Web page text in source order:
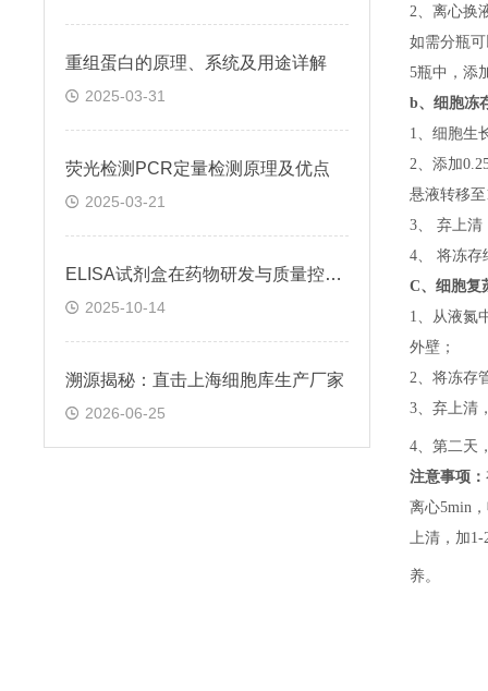
重组蛋白的原理、系统及用途详解
2025-03-31
荧光检测PCR定量检测原理及优点
2025-03-21
ELISA试剂盒在药物研发与质量控制中的应用实践
2025-10-14
溯源揭秘：直击上海细胞库生产厂家
2026-06-25
2、离心换
如需分瓶
5瓶中，添
b、 细胞冻
1、细胞生
2、添加
悬液转移
3、 弃上清
4、 将冻存
C、 细胞复
1、 从液氮
外壁；
2、 将冻存
3、 弃上清
4、 第二天
注意事项：
离心5min，
上清，加1-
养。